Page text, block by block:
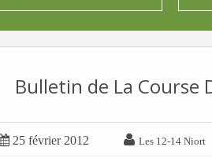
Bulletin de La Course
25 février 2012  Les 12-14 Niort